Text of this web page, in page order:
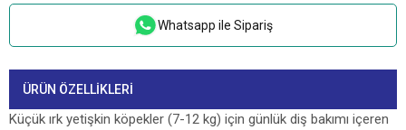
Whatsapp ile Sipariş
ÜRÜN ÖZELLIKLERI
Küçük ırk yetişkin köpekler (7-12 kg) için günlük diş bakımı içeren